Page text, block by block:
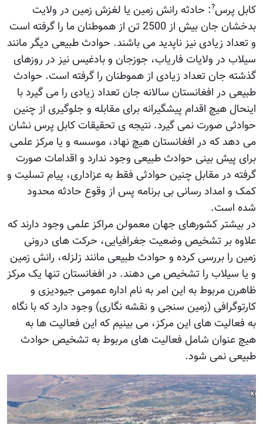
کابل پرس?: حادثه رانش زمین یا لغزش زمین در ولایت
بدخشان جان بیش از 2500 تن از هموطنان ما را گرفته است
و تعداد زیادی نیز ناپدید می باشند. حوادث طبیعی دیگر مانند
سیلاب در ولایات فاریاب، جوزجان و بادغیس نیز در روزهای
گذشته جان تعداد زیادی از هموطنان را گرفته است. حوادث
طبیعی در افغانستان سالانه جان تعداد زیادی را می گیرد با
اینحال هیچ اقدام پیشگیرانه برای مقابله و جلوگیری از چنین
حوادثی صورت نمی گیرد. نتیجه ی تحقیقات کابل پرس نشان
می دهد که در افغانستان هیچ نهاد، موسسه و یا مرکز علمی
برای پیش بینی حوادث طبیعی وجود ندارد و اقدامات صورت
گرفته در مقابل چنین حوادثی فقط به عزاداری، پیام تسلیت و
کمک و امداد رسانی بی برنامه پس از وقوع حادثه محدود
شده است.
در بیشتر کشورهای جهان معمولن مراکز علمی وجود دارند که
علاوه بر تشخیص وضعیت جغرافیایی، حرکت های درونی
زمین را بررسی کرده و حوادث طبیعی مانند زلزله، رانش زمین
و یا سیلاب را تشخیص می دهند. در افغانستان تنها یک مرکز
ظاهرن مربوط به این امر به نام اداره عمومی جیودیزی و
کارتوگرافی (زمین سنجی و نقشه نگاری) وجود دارد که با نگاه
به فعالیت های این مرکز، می بینیم که این فعالیت ها به
هیچ عنوان شامل فعالیت های مربوط به تشخیص حوادث
طبیعی نمی شود.